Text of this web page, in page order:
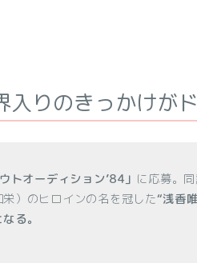
入りのきっかけが
トオーディション’84」 に応募。
栄）のヒロインの名を冠した“浅香
る。